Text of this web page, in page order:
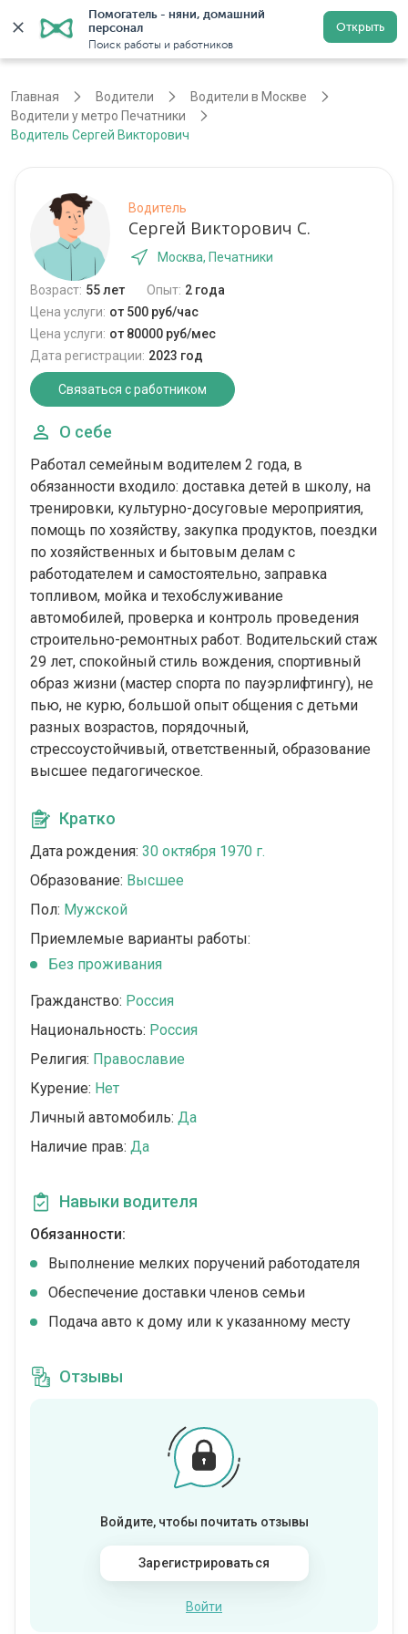
Помогатель - няни, домашний
персонал
Поиск работы и работников
Открыть
Регистрация
Главная Водители
Водители в Москве
Водители у метро Печатники
Водитель Сергей Викторович
Водитель
Сергей Викторович С.
Москва, Печатники
Возраст: 55 лет Опыт: 2 года
Цена услуги: от 500 руб/час
Цена услуги: от 80000 руб/мес
Дата регистрации: 2023 год
Связаться с работником
О себе
Работал семейным водителем 2 года, в
обязанности входило: доставка детей в школу, на
тренировки, культурно-досуговые мероприятия,
помощь по хозяйству, закупка продуктов, поездки
по хозяйственных и бытовым делам с
работодателем и самостоятельно, заправка
топливом, мойка и техобслуживание
автомобилей, проверка и контроль проведения
строительно-ремонтных работ. Водительский стаж
29 лет, спокойный стиль вождения, спортивный
образ жизни (мастер спорта по пауэрлифтингу), не
пью, не курю, большой опыт общения с детьми
разных возрастов, порядочный,
стрессоустойчивый, ответственный, образование
высшее педагогическое.
Кратко
Дата рождения: 30 октября 1970 г.
Образование: Высшее
Пол: Мужской
Приемлемые варианты работы:
Без проживания
Гражданство: Россия
Национальность: Россия
Религия: Православие
Курение: Нет
Личный автомобиль: Да
Наличие прав: Да
Навыки водителя
Обязанности:
Выполнение мелких поручений работодателя
Обеспечение доставки членов семьи
Подача авто к дому или к указанному месту
Отзывы
Войдите, чтобы почитать отзывы
Зарегистрироваться
Войти